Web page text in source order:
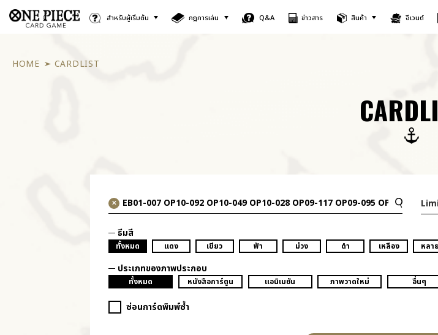
สำหรับผู้เริ่มต้น กฎการเล่น Q&A ข่าวสาร สินค้า อีเวนต์
HOME CARDLIST
ธีมสี
ทั้งหมด แดง เขียว ฟ้า ม่วง ดำ เหลือง หลา
ประเภทของภาพประกอบ
ทั้งหมด หนังสือการ์ตูน แอนิเมชัน ภาพวาดใหม่ อื่นๆ
ซ่อนการ์ดพิมพ์ซ้ำ